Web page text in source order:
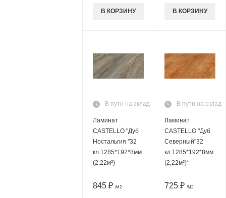
В КОРЗИНУ В КОРЗИНУ
В пути на склад
Ламинат
CASTELLO "Дуб
Ностальгия "32
кл.1285*192*8мм
(2,22м²)
845 ₽ /М2
В пути на склад
Ламинат
CASTELLO "Дуб
Северный"32
кл.1285*192*8мм
(2,22м²)*
725 ₽ /М2